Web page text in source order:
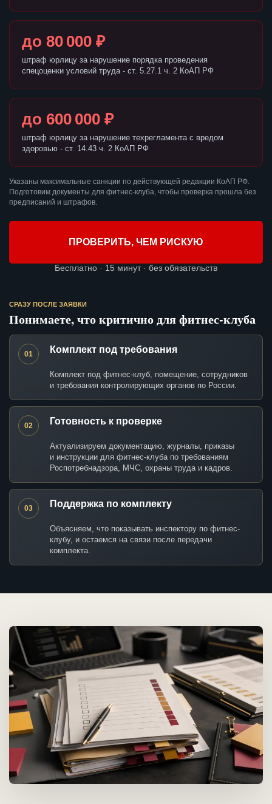
до 80 000 ₽
штраф юрлицу за нарушение порядка проведения
спецоценки условий труда - ст. 5.27.1 ч. 2 КоАП РФ
до 600 000 ₽
штраф юрлицу за нарушение техрегламента с вредом
здоровью - ст. 14.43 ч. 2 КоАП РФ
Указаны максимальные санкции по действующей редакции КоАП РФ.
Подготовим документы для фитнес-клуба, чтобы проверка прошла без
предписаний и штрафов.
ПРОВЕРИТЬ, ЧЕМ РИСКУЮ
Бесплатно · 15 минут · без обязательств
СРАЗУ ПОСЛЕ ЗАЯВКИ
Понимаете, что критично для фитнес-клуба
01 Комплект под требования
Комплект под фитнес-клуб, помещение, сотрудников
и требования контролирующих органов по России.
02 Готовность к проверке
Актуализируем документацию, журналы, приказы
и инструкции для фитнес-клуба по требованиям
Роспотребнадзора, МЧС, охраны труда и кадров.
03 Поддержка по комплекту
Объясняем, что показывать инспектору по фитнес-
клубу, и остаемся на связи после передачи
комплекта.